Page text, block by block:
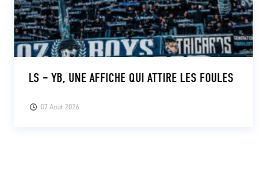
07 Août 2026
LS – YB, UNE AFFICHE QUI ATTIRE LES FOULES